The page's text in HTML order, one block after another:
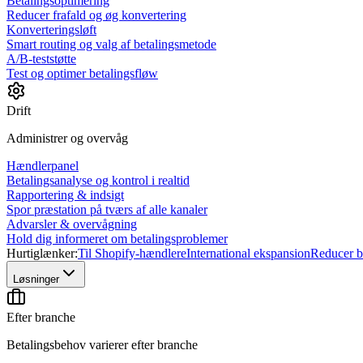
Reducer frafald og øg konvertering
Konverteringsløft
Smart routing og valg af betalingsmetode
A/B-teststøtte
Test og optimer betalingsfløw
Drift
Administrer og overvåg
Hændlerpanel
Betalingsanalyse og kontrol i realtid
Rapportering & indsigt
Spor præstation på tværs af alle kanaler
Advarsler & overvågning
Hold dig informeret om betalingsproblemer
Hurtiglænker:Til Shopify-hændlereInternational ekspansionReducer
Løsninger
Efter branche
Betalingsbehov varierer efter branche